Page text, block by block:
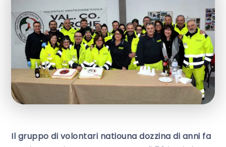
Il gruppo di volontari natiouna dozzina di anni fa